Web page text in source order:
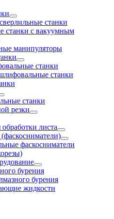
станки
станки с вакуумным
манипуляторы
станки
станки
станки
резки
листа
фаскосниматели
бурения
бурения
жидкости